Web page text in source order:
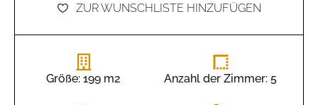
ZUR WUNSCHLISTE HINZUFÜGEN
Größe: 199 m2 Anzahl der Zimmer: 5